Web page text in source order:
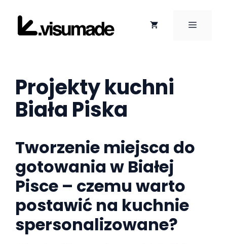
treści
MENU
Projekty kuchni
Biała Piska
Tworzenie miejsca do
gotowania w Białej
Pisce – czemu warto
postawić na kuchnie
spersonalizowane?